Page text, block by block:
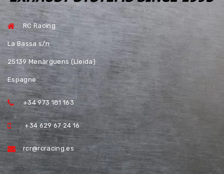
RC Racing
La Bassa s/n
25139 Menàrguens (Lleida)
Espagne
+34 973 181 163
+34 629 67 24 16
rcr@rcracing.es